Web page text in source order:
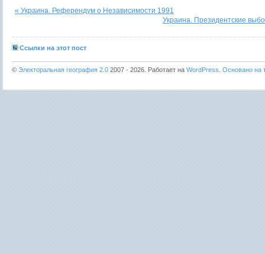
« Украина. Референдум о Независимости 1991
Украина. Президентские
Ссылки на этот пост
© Электоральная география 2.0 2007 - 2026. Работает на WordPress Основано на